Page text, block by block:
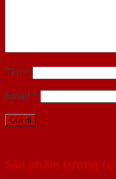
Tên *
Email *
Sản phẩm tương tự